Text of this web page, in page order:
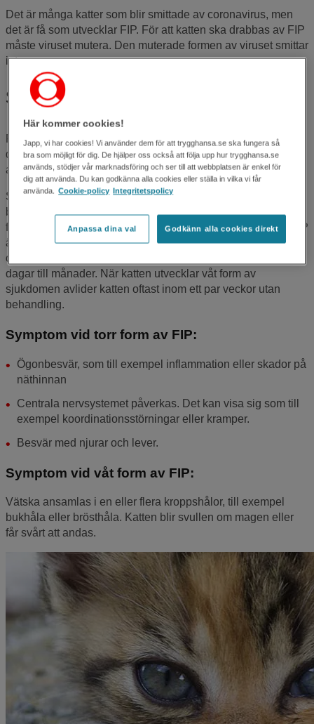
Det är många katter som blir smittade av coronavirus, men
det är få som utvecklar FIP. För att katten ska drabbas av FIP
måste viruset mutera. Den muterade formen av viruset smittar
inte.
Symptom på FIP hos katt
FIP drabbar oftast unga katter under två år. FIP kan även
drabba mycket gamla katter eller katter som av någon annan
anledning har nedsatt immunförsvar.
Sjukdomen finns i en ”torr” och en ”våt” form eller en
blandning av dem. Symtomen varierar beroende på vilken
form katten får, men gemensamt för katter som smittats av FIP
är att de magrar av, växer dåligt, får nedsatt allmäntillstånd
och febertoppar. Sjukdomsförloppet kan variera från några
dagar till månader. När katten utvecklar våt form av
sjukdomen avlider katten oftast inom ett par veckor utan
behandling.
Symptom vid torr form av FIP:
Ögonbesvär, som till exempel inflammation eller skador på
näthinnan
Centrala nervsystemet påverkas. Det kan visa sig som till
exempel koordinationsstörningar eller kramper.
Besvär med njurar och lever.
Symptom vid våt form av FIP:
Vätska ansamlas i en eller flera kroppshålor, till exempel
bukhåla eller brösthåla. Katten blir svullen om magen eller
får svårt att andas.
Här kommer cookies!
Japp, vi har cookies! Vi använder dem för att trygghansa.se ska fungera så
bra som möjligt för dig. De hjälper oss också att följa upp hur trygghansa.se
används, stödjer vår marknadsföring och ser till att webbplatsen är enkel för
dig att använda. Du kan godkänna alla cookies eller ställa in vilka vi får
använda. Cookie-policy Integritetspolicy
Anpassa dina val Godkänn alla cookies direkt